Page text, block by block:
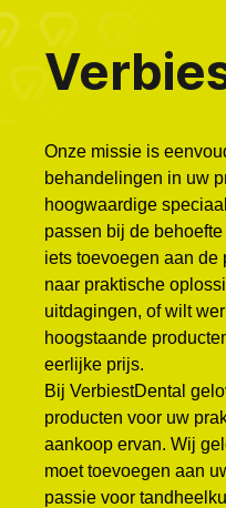
Onze missie is
behandelingen in uw
hoogwaardige
passen bij de
iets toevoegen aan de
naar praktische
uitdagingen, of wilt
hoogstaande
eerlijke prijs.
Bij VerbiestDental
producten voor uw
aankoop ervan. Wij
moet toevoegen aan
passie voor